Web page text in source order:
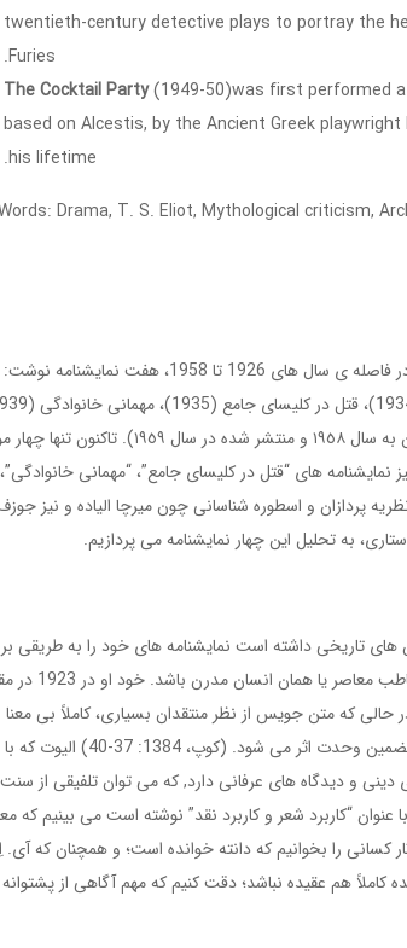
twentieth-century detective plays to portray the
Furies.
The Cocktail Party(1949-50)was first performed
based on Alcestis, by the Ancient Greek
his lifetime.
Drama, T. S. Eliot, Mythological criticism,
تی. اس. الیوت، شاعر، منتقد و نمایشنامه نویس انگلیسی ابتدای قرن بیستم، در فاصله ی سال های 1926 تا 1958، هفت نمایشنامه نوشت:
کوکتیل پارتی (1949)، منشی رازدار (1953)، و سیاستمدار مهتر (نخستین اکران به سال ١٩٥۸ و منتشر شده در سال
های “قتل در کلیسای جامع”، “مهمانی
پردازان و اسطوره شناسانی چون میرچا الیاده و نیز
به تحلیل این چهار نمایشنامه می پردازیم.
و داستان های تاریخی داشته است نمایشنامه های خود را به طریقی بر
اساس کهن الگوها و اساطیر یونان باستان و شرق نگاشته است که راهگشای
که متن جویس از نظر منتقدان بسیاری، کاملاً بی معنا
فاقد وحدت تلقی شده بود، معتقد است که روشِ اسطوره ایِ جویس، موجب تضمین وحدت اثر می شود. (کوپ، 1384: 37-40) الیوت که با
و دیدگاه های عرفانی دارد, که می توان تلفیقی از
“کاربرد شعر و کاربرد نقد” نوشته است می بینیم که
کسانی را بخوانیم که دانته خوانده است؛ و همچنان که آی.
کاملاً هم عقیده نباشد؛ دقت کنیم که مهم آگاهی از